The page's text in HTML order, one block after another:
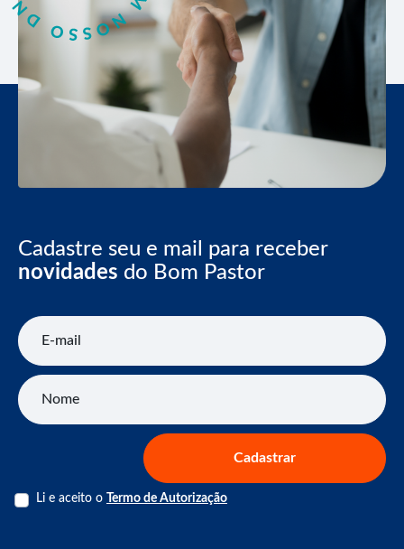
Cadastre seu e mail para receber
novidades do Bom Pastor
E-mail
Nome
Cadastrar
Li e aceito o Termo de Autorização